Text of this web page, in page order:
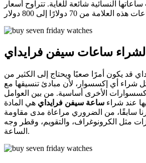
النسائية شائعة للغاية. تتراوح أسعار
ساعات سيفن فرايداي
قد يكون أمرًا صعبًا ويحتاج إلى الكثير من
مثل شراء أي إكسسوار، لأن مبادئ تنسيقها مع
الأخرى أساسية. من بين العوامل
عند شراء ساعة سيفن فرايداي هي المادة
سابقًا، من الضروري مراعاة مدى مقاومة
مثل الكرونوغراف، والتقويم، وقطر وجه
الساعة.